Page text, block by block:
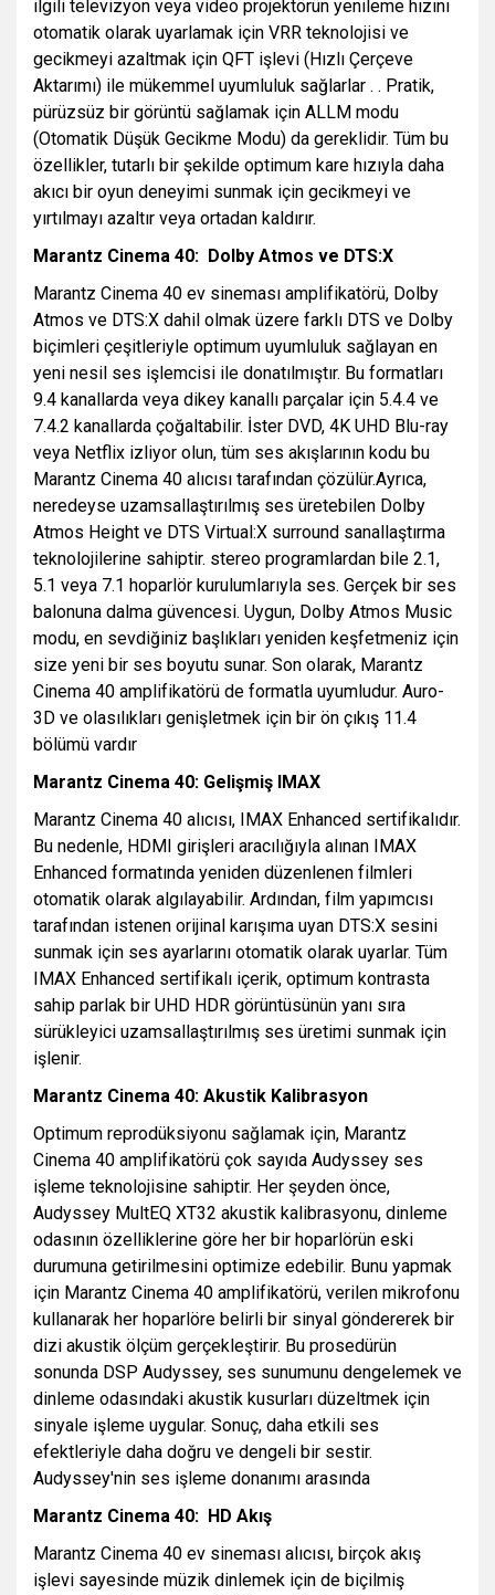
ilgili televizyon veya video projektörün yenileme hızını
otomatik olarak uyarlamak için VRR teknolojisi ve
gecikmeyi azaltmak için QFT işlevi (Hızlı Çerçeve
Aktarımı) ile mükemmel uyumluluk sağlarlar . . Pratik,
pürüzsüz bir görüntü sağlamak için ALLM modu
(Otomatik Düşük Gecikme Modu) da gereklidir. Tüm bu
özellikler, tutarlı bir şekilde optimum kare hızıyla daha
akıcı bir oyun deneyimi sunmak için gecikmeyi ve
yırtılmayı azaltır veya ortadan kaldırır.
Marantz Cinema 40: Dolby Atmos ve DTS:X
Marantz Cinema 40 ev sineması amplifikatörü, Dolby
Atmos ve DTS:X dahil olmak üzere farklı DTS ve Dolby
biçimleri çeşitleriyle optimum uyumluluk sağlayan en
yeni nesil ses işlemcisi ile donatılmıştır. Bu formatları
9.4 kanallarda veya dikey kanallı parçalar için 5.4.4 ve
7.4.2 kanallarda çoğaltabilir. İster DVD, 4K UHD Blu-ray
veya Netflix izliyor olun, tüm ses akışlarının kodu bu
Marantz Cinema 40 alıcısı tarafından çözülür.Ayrıca,
neredeyse uzamsallaştırılmış ses üretebilen Dolby
Atmos Height ve DTS Virtual:X surround sanallaştırma
teknolojilerine sahiptir. stereo programlardan bile 2.1,
5.1 veya 7.1 hoparlör kurulumlarıyla ses. Gerçek bir ses
balonuna dalma güvencesi. Uygun, Dolby Atmos Music
modu, en sevdiğiniz başlıkları yeniden keşfetmeniz için
size yeni bir ses boyutu sunar. Son olarak, Marantz
Cinema 40 amplifikatörü de formatla uyumludur. Auro-
3D ve olasılıkları genişletmek için bir ön çıkış 11.4
bölümü vardır
Marantz Cinema 40: Gelişmiş IMAX
Marantz Cinema 40 alıcısı, IMAX Enhanced sertifikalıdır.
Bu nedenle, HDMI girişleri aracılığıyla alınan IMAX
Enhanced formatında yeniden düzenlenen filmleri
otomatik olarak algılayabilir. Ardından, film yapımcısı
tarafından istenen orijinal karışıma uyan DTS:X sesini
sunmak için ses ayarlarını otomatik olarak uyarlar. Tüm
IMAX Enhanced sertifikalı içerik, optimum kontrasta
sahip parlak bir UHD HDR görüntüsünün yanı sıra
sürükleyici uzamsallaştırılmış ses üretimi sunmak için
işlenir.
Marantz Cinema 40: Akustik Kalibrasyon
Optimum reprodüksiyonu sağlamak için, Marantz
Cinema 40 amplifikatörü çok sayıda Audyssey ses
işleme teknolojisine sahiptir. Her şeyden önce,
Audyssey MultEQ XT32 akustik kalibrasyonu, dinleme
odasının özelliklerine göre her bir hoparlörün eski
durumuna getirilmesini optimize edebilir. Bunu yapmak
için Marantz Cinema 40 amplifikatörü, verilen mikrofonu
kullanarak her hoparlöre belirli bir sinyal göndererek bir
dizi akustik ölçüm gerçekleştirir. Bu prosedürün
sonunda DSP Audyssey, ses sunumunu dengelemek ve
dinleme odasındaki akustik kusurları düzeltmek için
sinyale işleme uygular. Sonuç, daha etkili ses
efektleriyle daha doğru ve dengeli bir sestir.
Audyssey'nin ses işleme donanımı arasında
Marantz Cinema 40: HD Akış
Marantz Cinema 40 ev sineması alıcısı, birçok akış
işlevi sayesinde müzik dinlemek için de biçilmiş